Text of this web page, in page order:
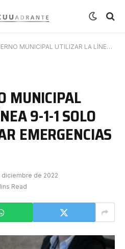
UTILIZAR LA LÍNEA 9-1-1 SOLO PARA REPORTAR EMERGENCIAS REALES
MUNICIPAL
9-1-1 SOLO
EMERGENCIAS
diciembre de 2022
Read